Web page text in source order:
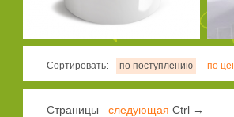
Сортировать: по поступлению по
Страницы следующая Ctrl →